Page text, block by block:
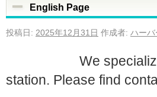
English Page
投稿日: 2025年12月31日 作成者: ハーバ
We
station. Please find